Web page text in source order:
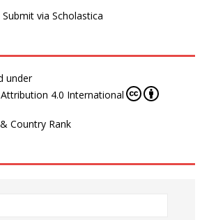
Submit via Scholastica
under
4.0 International